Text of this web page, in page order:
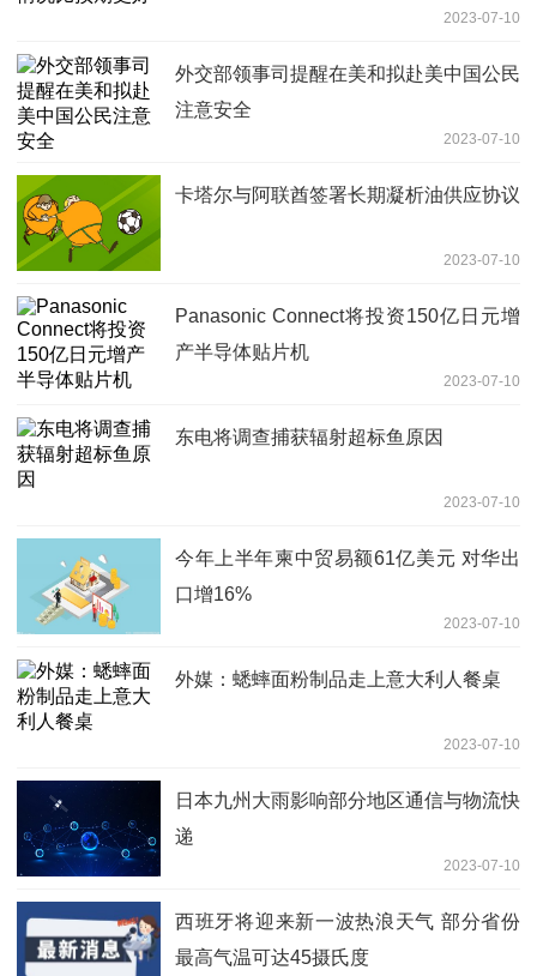
2023-07-10
外交部领事司提醒在美和拟赴美中国公民
注意安全
2023-07-10
卡塔尔与阿联酋签署长期凝析油供应协议
2023-07-10
Panasonic Connect将投资150亿日元增
产半导体贴片机
2023-07-10
东电将调查捕获辐射超标鱼原因
2023-07-10
今年上半年柬中贸易额61亿美元 对华出
口增16%
2023-07-10
外媒：蟋蟀面粉制品走上意大利人餐桌
2023-07-10
日本九州大雨影响部分地区通信与物流快
递
2023-07-10
西班牙将迎来新一波热浪天气 部分省份
最高气温可达45摄氏度